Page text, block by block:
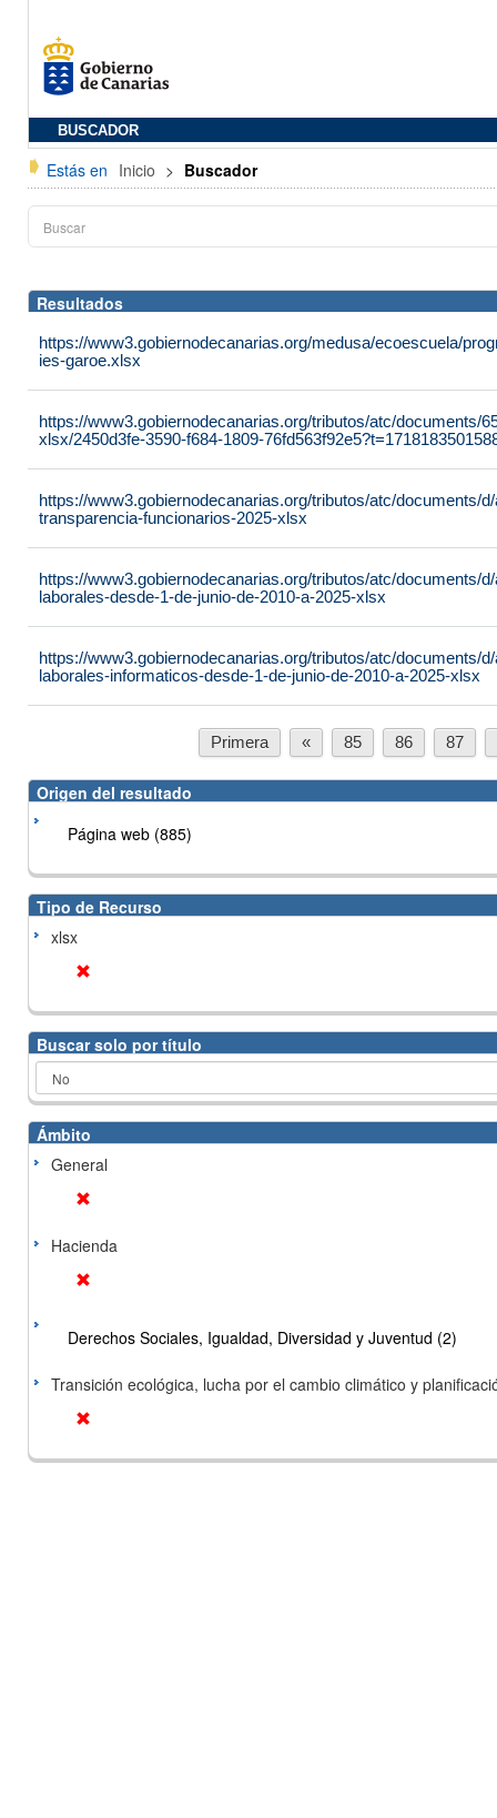
BUSCADOR
Estás en Inicio > Buscador
Resultados
https://www3.gobiernodecanarias.org/medusa/ecoescuela/
ies-garoe.xlsx
https://www3.gobiernodecanarias.org/tributos/atc/documents/
xlsx/2450d3fe-3590-f684-1809-
https://www3.gobiernodecanarias.org/tributos/atc/documents/
transparencia-funcionarios-2025-xlsx
https://www3.gobiernodecanarias.org/tributos/atc/documents/
laborales-desde-1-de-junio-de-2010-a-2025-xlsx
https://www3.gobiernodecanarias.org/tributos/atc/documents/
laborales-informaticos-desde-1-de-junio-de-2010-a-2025-xlsx
Primera « 85 86 87
Origen del resultado
Página web (885)
Tipo de Recurso
xlsx
Buscar solo por título
Ámbito
General
Hacienda
Derechos Sociales, Igualdad, Diversidad y Juventud (2)
Transición ecológica, lucha por el cambio climático y